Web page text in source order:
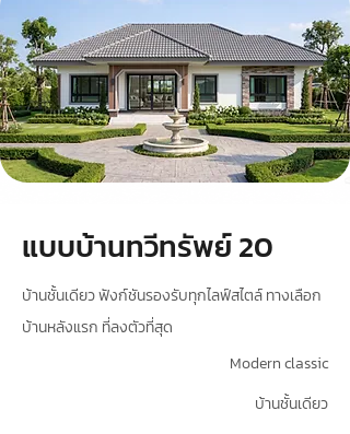
แบบบ้านทวีทรัพย์ 20
บ้านชั้นเดียว ฟังก์ชันรองรับทุกไลฟ์สไตล์ ทางเลือก
บ้านหลังแรก ที่ลงตัวที่สุด
Modern classic
บ้านชั้นเดียว